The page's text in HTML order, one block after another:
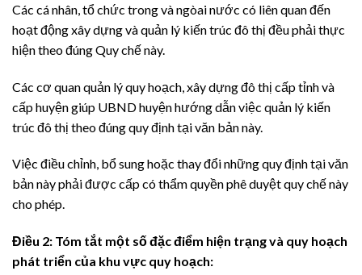
Các cá nhân, tổ chức trong và ngòai nước có liên quan đến
hoạt động xây dựng và quản lý kiến trúc đô thị đều phải thực
hiện theo đúng Quy chế này.
Các cơ quan quản lý quy hoạch, xây dựng đô thị cấp tỉnh và
cấp huyện giúp UBND huyện hướng dẫn việc quản lý kiến
trúc đô thị theo đúng quy định tại văn bản này.
Việc điều chỉnh, bổ sung hoặc thay đổi những quy định tại văn
bản này phải được cấp có thẩm quyền phê duyệt quy chế này
cho phép.
Điều 2: Tóm tắt một số đặc điểm hiện trạng và quy hoạch
phát triển của khu vực quy hoạch: